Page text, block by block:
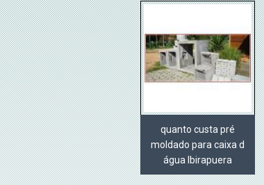
quanto custa pré
moldado para caixa d
água Ibirapuera